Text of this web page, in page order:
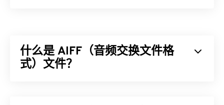
因此使用编解码器
来压缩文件大小。FLV 使用开放标
准ISO/IEC 14496-12:2008
什么是 AIFF（音频交换文件格
式）文件？